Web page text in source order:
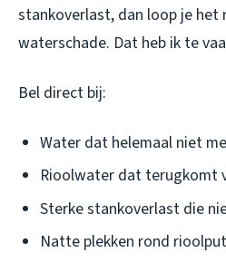
stankoverlast, dan loop je het
waterschade. Dat heb ik te
Bel direct bij:
Water dat helemaal niet
Rioolwater dat terugkomt
Sterke stankoverlast die
Natte plekken rond